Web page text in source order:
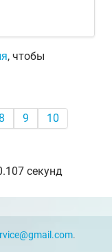
, чтобы
8 9 10
секунд
.